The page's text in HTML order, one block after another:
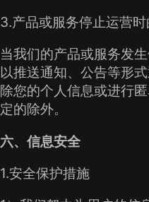
3.产品或服务停止运营
当我们的产品或服务发
以推送通知、公告等形
除您的个人信息或进行
定的除外。
六、信息安全
1.安全保护措施